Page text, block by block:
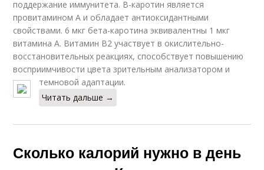
поддержание иммунитета. В-каротин является
провитамином А и обладает антиоксидантными
свойствами. 6 мкг бета-каротина эквивалентны 1 мкг
витамина А. Витамин В2 участвует в окислительно-
восстановительных реакциях, способствует повышению
восприимчивости цвета зрительным анализатором и
темновой адаптации.
Читать дальше →
Сколько калорий нужно в день